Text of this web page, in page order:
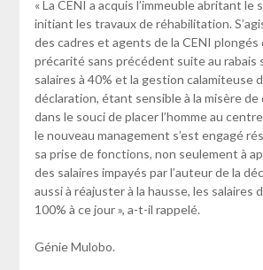
« La CENI a acquis l’immeuble abritant le
initiant les travaux de réhabilitation.
des cadres et agents de la CENI plongés
précarité sans précédent suite au rabais
salaires à 40% et la gestion calamiteuse
déclaration, étant sensible à la misère
dans le souci de placer l’homme au
le nouveau management s’est engagé
sa prise de fonctions, non seulement à
des salaires impayés par l’auteur de la
aussi à réajuster à la hausse, les salaires
100% à ce jour », a-t-il rappelé.
Génie Mulobo.